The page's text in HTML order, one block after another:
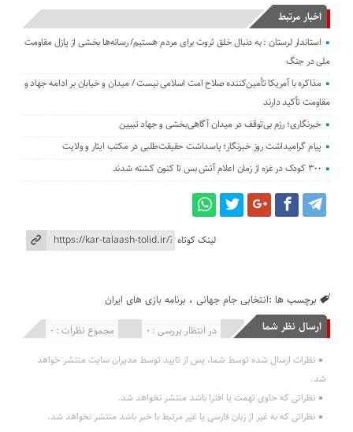
اخبار مرتبط
استاندار لرستان : به دنبال خلق ثروت برای مردم هستیم/ رسانه‌ها بخشی از پازل مقاومت
ملی در جنگ
مذاکره با آمریکا تأمین‌کننده صلاح امت اسلامی نیست / میدان و خیابان بر ادامه جهاد و
مقاومت تأکید دارند
خبرنگاری؛ رزم بی‌توقف در میدان آگاهی‌بخشی و جهاد تبیین
پیام گرامیداشت روز خبرنگار؛ پاسداشت حقیقت‌طلبی در مکتب ایثار و ولایت
۳۰۰ کودک در غزه از زمان اعلام آتش بس تا کنون کشته شدند
لینک کوتاه
برچسب ها :انتخابی جام جهانی ، برنامه بازی های ایران
ارسال نظر شما
مجموع نظرات : 0 در انتظار بررسی : 0 انتشار یافته : 0
نظرات ارسال شده توسط شما، پس از تایید توسط مدیران سایت منتشر خواهد
شد.
نظراتی که حاوی تهمت یا افترا باشد منتشر نخواهد شد.
نظراتی که به غیر از زبان فارسی یا غیر مرتبط با خبر باشد منتشر نخواهد شد.